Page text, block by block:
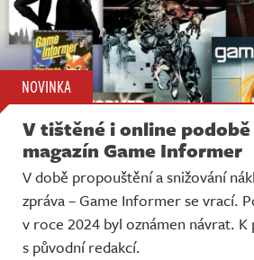
NOVINKA
V tištěné i online
magazín Game Informer
V době propouštění a snižování
zpráva – Game Informer se vrací.
v roce 2024 byl oznámen návrat.
s původní redakcí.